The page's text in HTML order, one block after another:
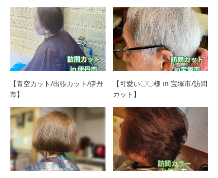
【青空カット/出張カット/伊丹
市】
【可愛い〇〇様 in 宝塚市/訪問
カット】